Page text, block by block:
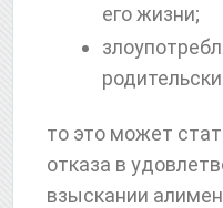
его жизни;
то это может
отказа в
взыскании